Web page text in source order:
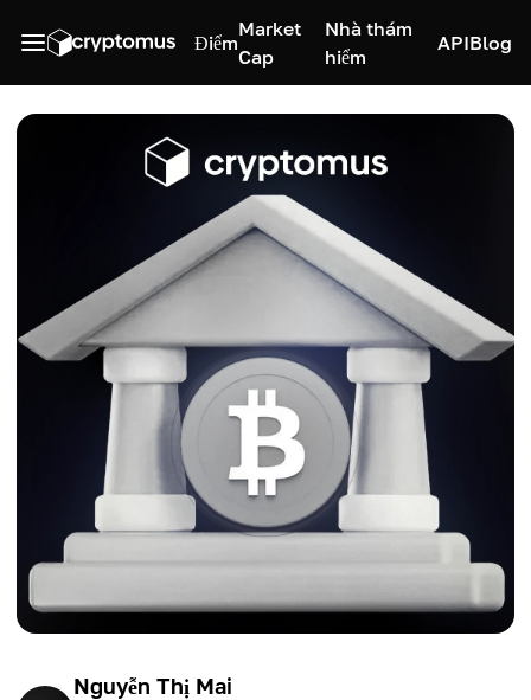
Điểm
Market
Cap
Nhà thám
hiểm
APIBlog
Nguyễn Thị Mai